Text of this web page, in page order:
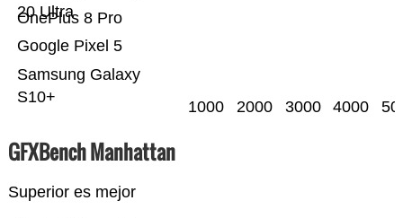
Samsung Galaxy
S10+
Google Pixel 5
OnePlus 8 Pro
20 Ultra
1000 2000 3000 4000
GFXBench Manhattan
Superior es mejor